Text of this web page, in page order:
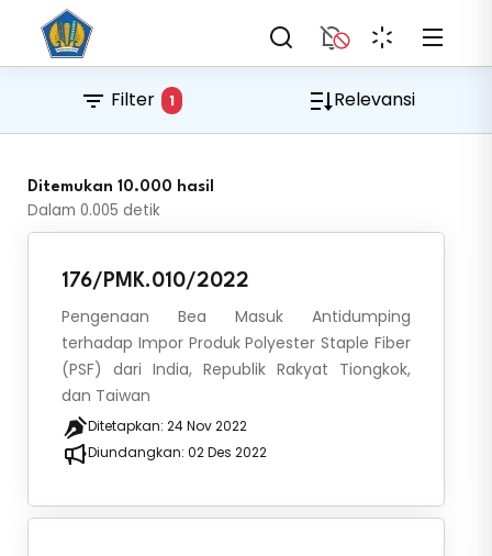
Filter 1 Relevansi
Ditemukan 10.000 hasil
Dalam 0.005 detik
176/PMK.010/2022
Pengenaan Bea Masuk Antidumping
terhadap Impor Produk Polyester Staple Fiber
(PSF) dari India, Republik Rakyat Tiongkok,
dan Taiwan
Ditetapkan: 24 Nov 2022
Diundangkan: 02 Des 2022